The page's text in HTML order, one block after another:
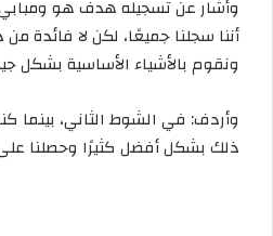
وأشارعنتسجيلههدفهو
أننا سجلناجميعًا، لكنلا فائدةمن
ونقومبالأشياء الأساسيةبشكل
وأردف: في الشوط الثاني، بينما
ذلكبشكلأفضل كثيرًا وحصلنا